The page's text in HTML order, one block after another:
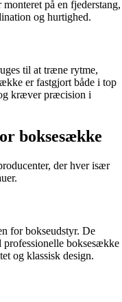
på en fjederstang,
og hurtighed.
til at træne rytme,
er fastgjort både i top
kræver præcision i
boksesække
der hver især
for bokseudstyr. De
boksesække
og klassisk design.